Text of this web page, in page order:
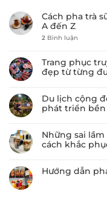
Cách pha trà
A đến Z
2 Bình luận
Trang phục
đẹp từ từng
Du lịch cộng
phát triển
Những sai
cách khắc
Hướng dẫn